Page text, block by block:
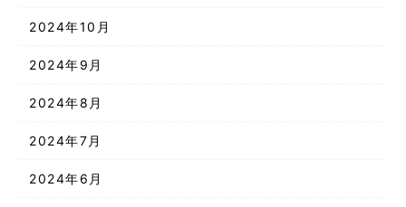
2024年10月
2024年9月
2024年8月
2024年7月
2024年6月